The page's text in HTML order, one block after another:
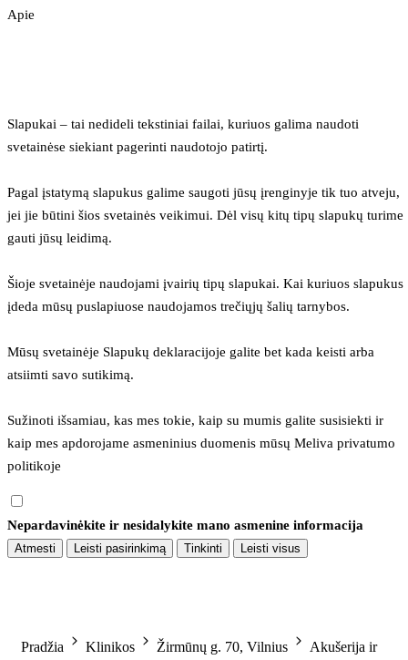
Apie
Slapukai – tai nedideli tekstiniai failai, kuriuos galima naudoti
svetainėse siekiant pagerinti naudotojo patirtį.
Pagal įstatymą slapukus galime saugoti jūsų įrenginyje tik tuo atveju,
jei jie būtini šios svetainės veikimui. Dėl visų kitų tipų slapukų turime
gauti jūsų leidimą.
Šioje svetainėje naudojami įvairių tipų slapukai. Kai kuriuos slapukus
įdeda mūsų puslapiuose naudojamos trečiųjų šalių tarnybos.
Mūsų svetainėje Slapukų deklaracijoje galite bet kada keisti arba
atsiimti savo sutikimą.
Sužinoti išsamiau, kas mes tokie, kaip su mumis galite susisiekti ir
kaip mes apdorojame asmeninius duomenis mūsų Meliva privatumo
politikoje
Nepardavinėkite ir nesidalykite mano asmenine informacija
Atmesti Leisti pasirinkimą Tinkinti Leisti visus
Pradžia Klinikos Žirmūnų g. 70, Vilnius
Akušerija ir